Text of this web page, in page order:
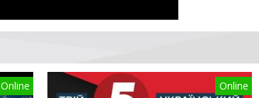
Online Online